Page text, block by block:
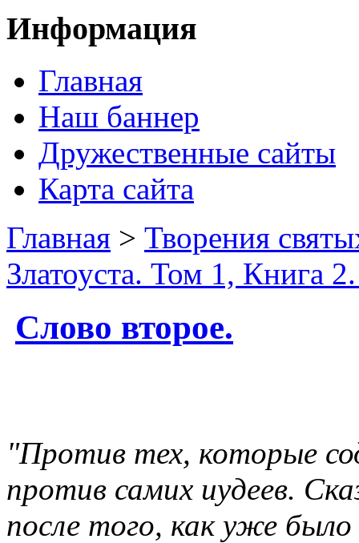
Информация
Главная
Наш баннер
Дружественные сайты
Карта сайта
Главная > Творения
Златоуста. Том 1, Книга
Слово второе.
"Против тех, которые
против самих иудеев.
после того, как уже было